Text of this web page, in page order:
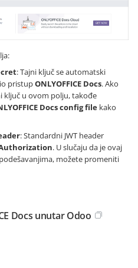
: Tajni ključ se automatski
pristupONLYOFFICE Docs. Ako
ključ u ovom polju, takođe
Docs config file kako
: Standardni JWT header
. U slučaju da je ovaj
možete promeniti
Docs unutar Odoo